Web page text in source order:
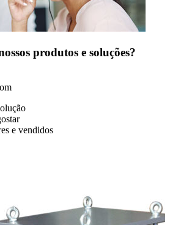
produtos e soluções?
e vendidos